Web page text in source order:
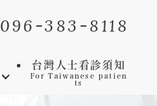
096-383-8118
台灣人士看診須知
For Taiwanese patien
ts